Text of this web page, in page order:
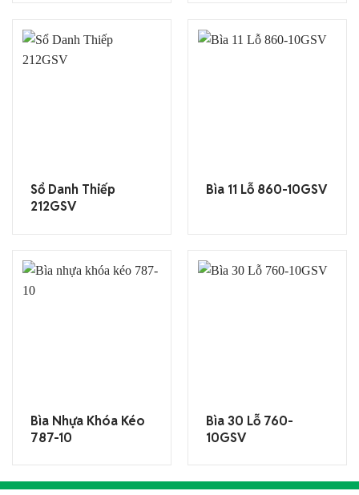
Size B5
Sổ Danh Thiếp
212GSV
Bìa 11 Lỗ 860-10GSV
Bìa Nhựa Khóa Kéo
787-10
Bìa 30 Lỗ 760-
10GSV